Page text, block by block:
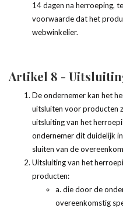
14 dagen na herroeping,
voorwaarde dat het
webwinkelier.
Artikel 8 -
De ondernemer kan het
uitsluiten voor producten
uitsluiting van het
ondernemer dit duidelijk
sluiten van de
Uitsluiting van het
producten:
a. die door de
overeenkomstig